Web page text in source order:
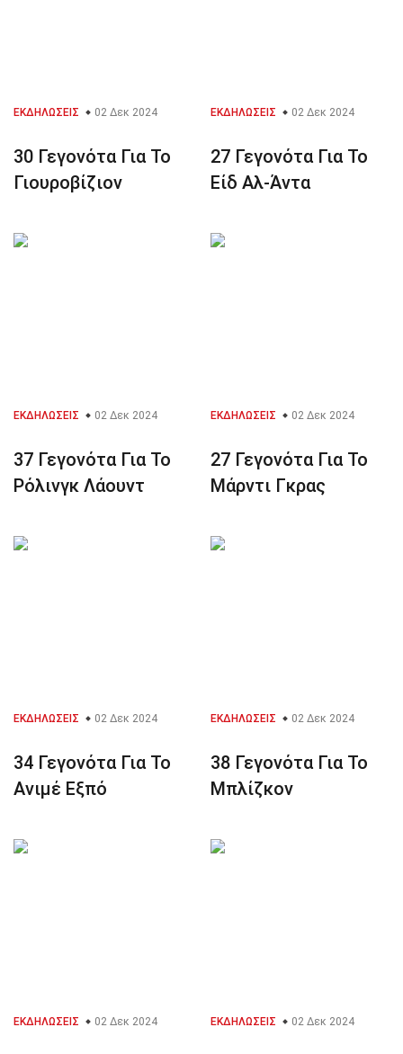
ΕΚΔΗΛΏΣΕΙΣ 02 Δεκ 2024
30 Γεγονότα Για Το
Γιουροβίζιον
ΕΚΔΗΛΏΣΕΙΣ 02 Δεκ 2024
27 Γεγονότα Για Το
Είδ Αλ-Άντα
ΕΚΔΗΛΏΣΕΙΣ 02 Δεκ 2024
37 Γεγονότα Για Το
Ρόλινγκ Λάουντ
ΕΚΔΗΛΏΣΕΙΣ 02 Δεκ 2024
27 Γεγονότα Για Το
Μάρντι Γκρας
ΕΚΔΗΛΏΣΕΙΣ 02 Δεκ 2024
34 Γεγονότα Για Το
Ανιμέ Εξπό
ΕΚΔΗΛΏΣΕΙΣ 02 Δεκ 2024
38 Γεγονότα Για Το
Μπλίζκον
ΕΚΔΗΛΏΣΕΙΣ 02 Δεκ 2024 ΕΚΔΗΛΏΣΕΙΣ 02 Δεκ 2024